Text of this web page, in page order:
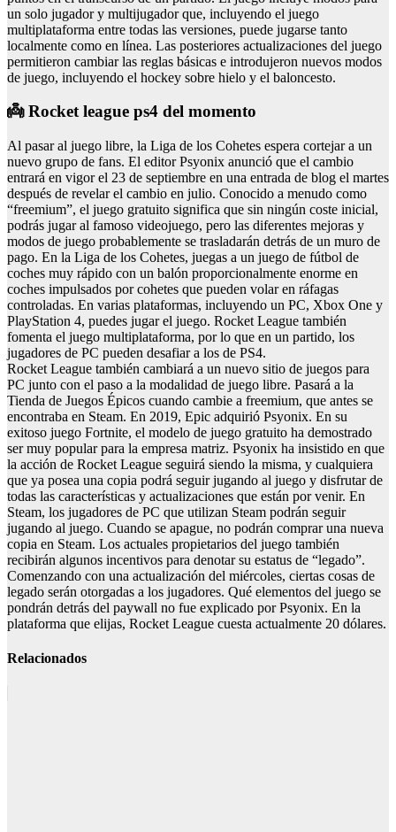
un solo jugador y multijugador que, incluyendo el juego
multiplataforma entre todas las versiones, puede jugarse tanto
localmente como en línea. Las posteriores actualizaciones del juego
permitieron cambiar las reglas básicas e introdujeron nuevos modos
de juego, incluyendo el hockey sobre hielo y el baloncesto.
👼 Rocket league ps4 del momento
Al pasar al juego libre, la Liga de los Cohetes espera cortejar a un
nuevo grupo de fans. El editor Psyonix anunció que el cambio
entrará en vigor el 23 de septiembre en una entrada de blog el martes
después de revelar el cambio en julio. Conocido a menudo como
“freemium”, el juego gratuito significa que sin ningún coste inicial,
podrás jugar al famoso videojuego, pero las diferentes mejoras y
modos de juego probablemente se trasladarán detrás de un muro de
pago. En la Liga de los Cohetes, juegas a un juego de fútbol de
coches muy rápido con un balón proporcionalmente enorme en
coches impulsados por cohetes que pueden volar en ráfagas
controladas. En varias plataformas, incluyendo un PC, Xbox One y
PlayStation 4, puedes jugar el juego. Rocket League también
fomenta el juego multiplataforma, por lo que en un partido, los
jugadores de PC pueden desafiar a los de PS4.
Rocket League también cambiará a un nuevo sitio de juegos para
PC junto con el paso a la modalidad de juego libre. Pasará a la
Tienda de Juegos Épicos cuando cambie a freemium, que antes se
encontraba en Steam. En 2019, Epic adquirió Psyonix. En su
exitoso juego Fortnite, el modelo de juego gratuito ha demostrado
ser muy popular para la empresa matriz. Psyonix ha insistido en que
la acción de Rocket League seguirá siendo la misma, y cualquiera
que ya posea una copia podrá seguir jugando al juego y disfrutar de
todas las características y actualizaciones que están por venir. En
Steam, los jugadores de PC que utilizan Steam podrán seguir
jugando al juego. Cuando se apague, no podrán comprar una nueva
copia en Steam. Los actuales propietarios del juego también
recibirán algunos incentivos para denotar su estatus de “legado”.
Comenzando con una actualización del miércoles, ciertas cosas de
legado serán otorgadas a los jugadores. Qué elementos del juego se
pondrán detrás del paywall no fue explicado por Psyonix. En la
plataforma que elijas, Rocket League cuesta actualmente 20 dólares.
Relacionados